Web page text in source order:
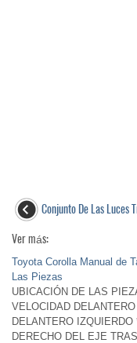
Conjunto De Las Luces
Ver más:
Toyota Corolla Manual de
Las Piezas
UBICACIÓN DE LAS
VELOCIDAD
DELANTERO
DERECHO DEL EJE